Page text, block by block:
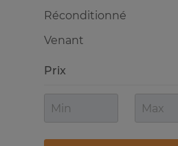
Réconditionné
Venant
Prix